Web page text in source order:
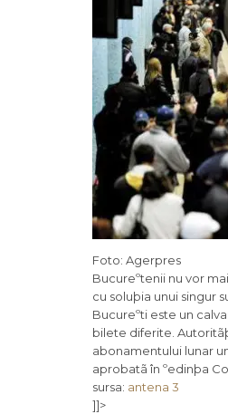
Foto: Agerpres
Bucureºtenii nu vor
cu soluþia unui singur
Bucureºti este un
bilete diferite.
abonamentului lunar
aprobatã în ºedinþa
sursa: antena 3
]]>